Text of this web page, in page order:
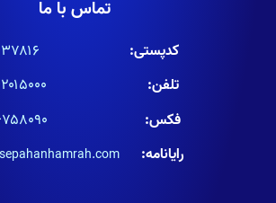
تماس با ما
کدپستی:
تلفن:
۶۲۰۱۵۰۰۰-
فکس:
رایانامه: